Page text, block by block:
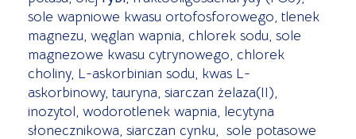
sole wapniowe kwasu ortofosforowego, tlenek
magnezu, węglan wapnia, chlorek sodu, sole
magnezowe kwasu cytrynowego, chlorek
choliny, L-askorbinian sodu, kwas L-
askorbinowy, tauryna, siarczan żelaza(II),
inozytol, wodorotlenek wapnia, lecytyna
słonecznikowa, siarczan cynku, sole potasowe